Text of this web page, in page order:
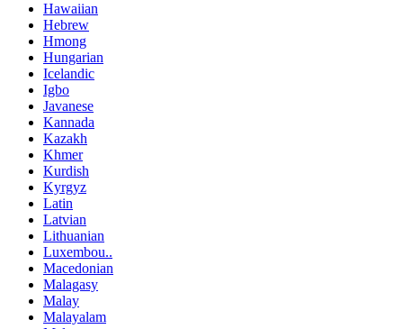
Hawaiian
Hebrew
Hmong
Hungarian
Icelandic
Igbo
Javanese
Kannada
Kazakh
Khmer
Kurdish
Kyrgyz
Latin
Latvian
Lithuanian
Luxembou..
Macedonian
Malagasy
Malay
Malayalam